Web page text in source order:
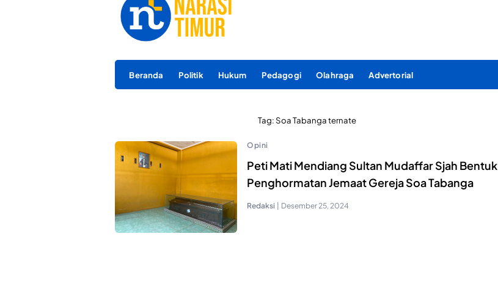
Beranda Politik Hukum Pedagogi Olahraga Advertorial
Tag:Soa Tabanga ternate
Opini
Peti Mati Mendiang Sultan Mudaffar Sjah Bentuk
Penghormatan Jemaat Gereja Soa Tabanga
Redaksi | Desember 25, 2024